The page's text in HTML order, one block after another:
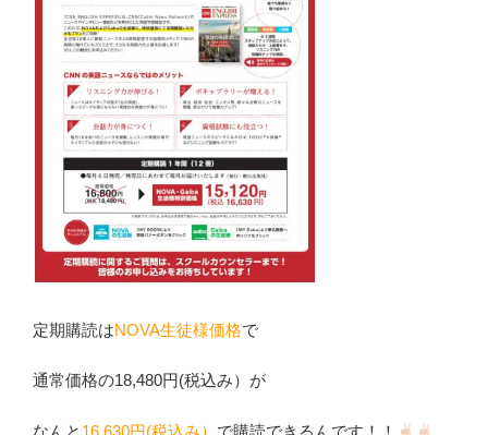
定期購読はNOVA生徒様価格で
通常価格の18,480円(税込み）が
なんと 16,630円(税込み） で購読できるんです！！